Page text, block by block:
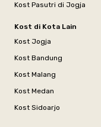
Kost Pasutri di Jogja
Kost di Kota Lain
Kost Jogja
Kost Bandung
Kost Malang
Kost Medan
Kost Sidoarjo